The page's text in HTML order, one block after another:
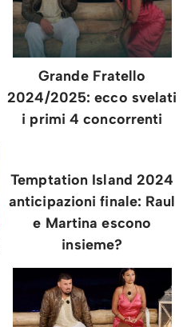
Grande Fratello
2024/2025: ecco svelati
i primi 4 concorrenti
Temptation Island 2024
anticipazioni finale: Raul
e Martina escono
insieme?